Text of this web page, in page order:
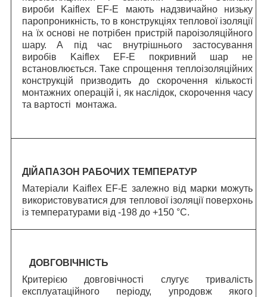
вироби Kaiflex EF-E мають надзвичайно низьку
паропроникність, то в конструкціях теплової ізоляції
на їх основі не потрібен пристрій пароізоляційного
шару. А під час внутрішнього застосування
виробів Kaiflex EF-E покривний шар не
встановлюється. Таке спрощення теплоізоляційних
конструкцій призводить до скорочення кількості
монтажних операцій і, як наслідок, скорочення часу
та вартості монтажа.
ДІЙАПАЗОН РАБОЧИХ ТЕМПЕРАТУР
Матеріали Kaiflex EF-E залежно від марки можуть
використовуватися для теплової ізоляції поверхонь
із температурами від -198 до +150 °C.
ДОВГОВІЧНІСТЬ
Критерією довговічності слугує тривалість
експлуатаційного періоду, упродовж якого